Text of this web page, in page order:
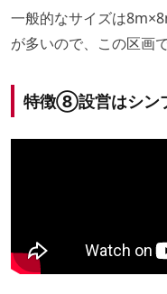
一般的なサイズは
が多いので、この区画
特徴⑧設営はシン